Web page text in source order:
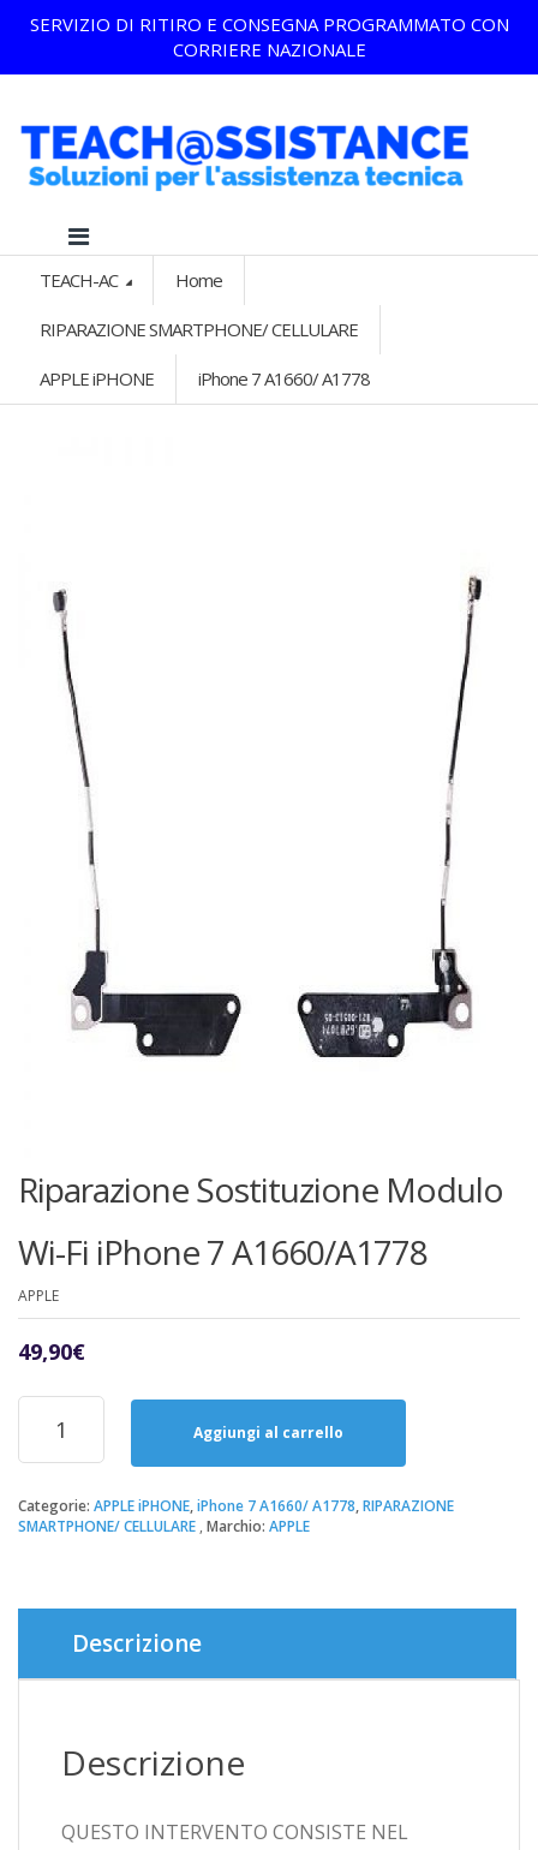
SERVIZIO DI RITIRO E CONSEGNA PROGRAMMATO CON
CORRIERE NAZIONALE
TEACH-AC Home
RIPARAZIONE SMARTPHONE/ CELLULARE
APPLE iPHONE iPhone 7 A1660/ A1778
Riparazione Sostituzione Modulo
Wi-Fi iPhone 7 A1660/A1778
APPLE
49,90€
Riparazione
Sostituzione
Modulo
Fi
iPhone
quantità
Aggiungi al carrello
Categorie: APPLE iPHONE,iPhone 7 A1660/ A1778,RIPARAZIONE
SMARTPHONE/ CELLULARE Marchio: APPLE
Descrizione
Descrizione
QUESTO INTERVENTO CONSISTE NEL